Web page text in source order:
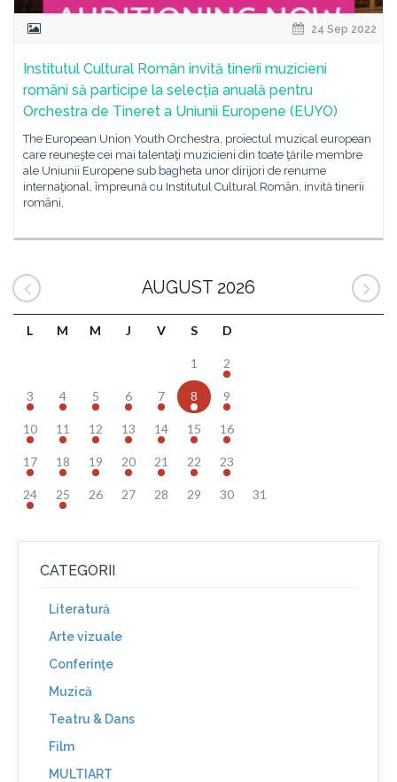
24 Sep 2022
Institutul Cultural Român invită tinerii muzicieni
români să participe la selecția anuală pentru
Orchestra de Tineret a Uniunii Europene (EUYO)
The European Union Youth Orchestra, proiectul muzical european
care reuneşte cei mai talentaţi muzicieni din toate ţările membre
ale Uniunii Europene sub bagheta unor dirijori de renume
internaţional, împreună cu Institutul Cultural Român, invită tinerii
români,
AUGUST 2026
L M M J V S D
1 2
3 4 5 6 7 8 9
10 11 12 13 14 15 16
17 18 19 20 21 22 23
24 25 26 27 28 29 30 31
CATEGORII
Literatură
Arte vizuale
Conferinţe
Muzică
Teatru & Dans
Film
MULTIART